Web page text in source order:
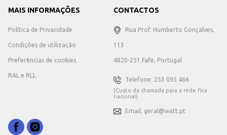
MAIS INFORMAÇÕES
Política de Privacidade
Condições de utilização
Preferências de cookies
RAL e RLL
CONTACTOS
Rua Prof. Humberto Gonçalves,
113
4820-251 Fafe, Portugal
Telefone: 253 095 466
(Custo da chamada para a rede fixa
nacional)
Email: geral@watt.pt